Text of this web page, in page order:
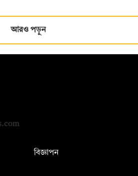
আরও পড়ুন
বিজ্ঞাপন